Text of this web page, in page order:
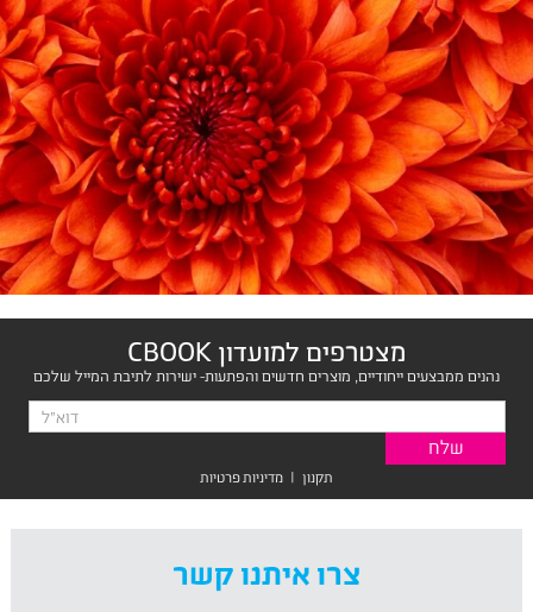
מצטרפים למועדון CBOOK
נהנים ממבצעים ייחודיים, מוצרים חדשים והפתעות- ישירות לתיבת המייל שלכם
תקנון | מדיניות פרטיות
צרו איתנו קשר